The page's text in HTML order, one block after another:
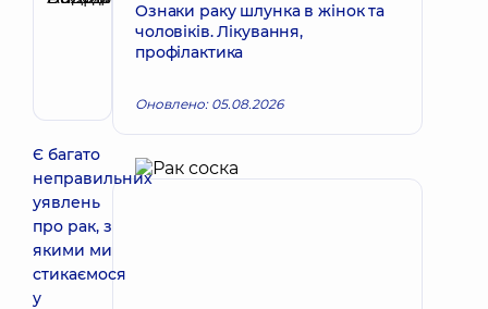
Андрій
Володимирович
Хірург
Запис до лікаря
Є багато
неправильних
уявлень
про рак, з
якими ми
стикаємося
у
Ознаки раку шлунка в жінок та
чоловіків. Лікування,
профілактика
Оновлено: 05.08.2026